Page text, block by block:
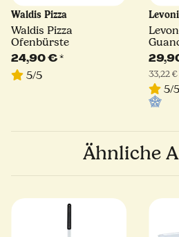
Waldis Pizza
Waldis Pizza
Ofenbürste
24,90 €*
5/5
Levoni
33,22
5/5
Ähnliche